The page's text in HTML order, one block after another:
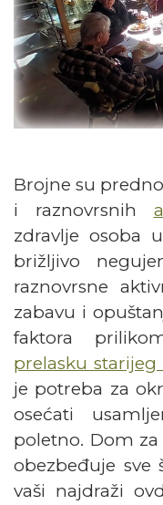
Brojne su
i raznovrsnih
zdravlje osoba
brižljivo
raznovrsne
zabavu i
faktora
prelasku
je potreba za
osećati
poletno. Dom za
obezbeđuje sve
vaši najdraži